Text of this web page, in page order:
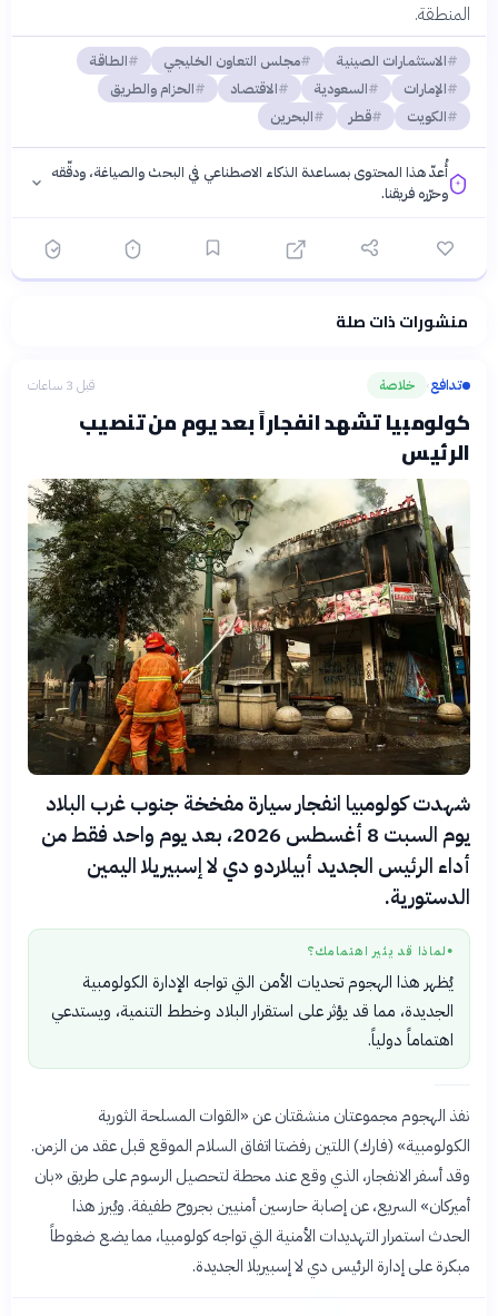
المنطقة.
الاستثمارات الصينية مجلس التعاون الخليجي
الطاقة
الإمارات
السعودية الاقتصاد
الحزام والطريق
الكويت
قطر البحرين
أُعدّ هذا المحتوى بمساعدة الذكاء الاصطناعي في البحث والصياغة، ودقّقه
وحرّره فريقنا.
فلسفتنا المعرفية· سياسة الذكاء الاصطناعيمنشورات ذات صلة
تدافع› خلاصة قبل 3 ساعات
كولومبيا تشهد انفجاراً بعد يوم من تنصيب
الرئيس
شهدت كولومبيا انفجار سيارة مفخخة جنوب غرب البلاد
يوم السبت 8 أغسطس 2026، بعد يوم واحد فقط من
أداء الرئيس الجديد أبيلاردو دي لا إسبيريلا اليمين
الدستورية.
● لماذا قد يثير اهتمامك؟
يُظهر هذا الهجوم تحديات الأمن التي تواجه الإدارة الكولومبية
الجديدة، مما قد يؤثر على استقرار البلاد وخطط التنمية، ويستدعي
اهتماماً دولياً.
نفذ الهجوم مجموعتان منشقتان عن «القوات المسلحة الثورية
الكولومبية» (فارك) اللتين رفضتا اتفاق السلام الموقع قبل عقد من الزمن.
وقد أسفر الانفجار، الذي وقع عند محطة لتحصيل الرسوم على طريق «بان
أميركان» السريع، عن إصابة حارسين أمنيين بجروح طفيفة. ويُبرز هذا
الحدث استمرار التهديدات الأمنية التي تواجه كولومبيا، مما يضع ضغوطاً
مبكرة على إدارة الرئيس دي لا إسبيريلا الجديدة.